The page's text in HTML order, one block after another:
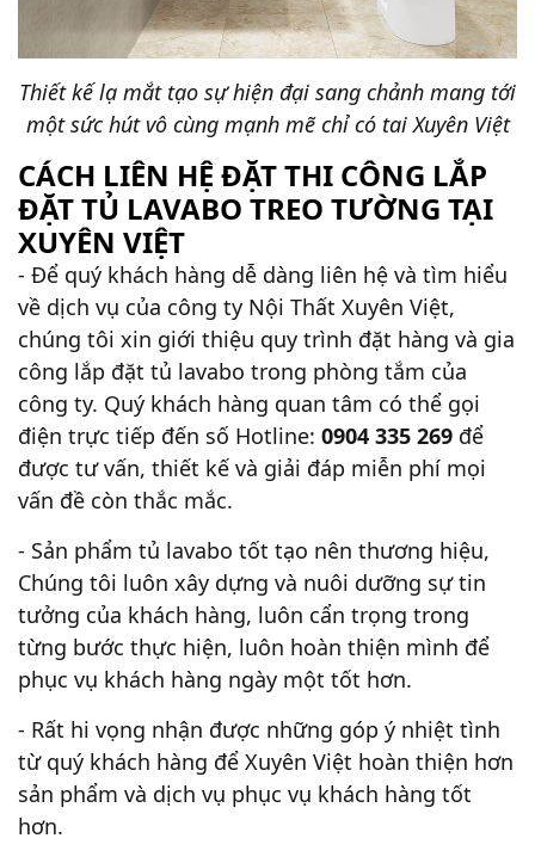
Thiết kế lạ mắt tạo sự hiện đại sang chảnh mang tới
một sức hút vô cùng mạnh mẽ chỉ có tai Xuyên Việt
CÁCH LIÊN HỆ ĐẶT THI CÔNG LẮP
ĐẶT TỦ LAVABO TREO TƯỜNG TẠI
XUYÊN VIỆT
- Để quý khách hàng dễ dàng liên hệ và tìm hiểu
về dịch vụ của công ty Nội Thất Xuyên Việt,
chúng tôi xin giới thiệu quy trình đặt hàng và gia
công lắp đặt tủ lavabo trong phòng tắm của
công ty. Quý khách hàng quan tâm có thể gọi
điện trực tiếp đến số Hotline: 0904 335 269 để
được tư vấn, thiết kế và giải đáp miễn phí mọi
vấn đề còn thắc mắc.
- Sản phẩm tủ lavabo tốt tạo nên thương hiệu,
Chúng tôi luôn xây dựng và nuôi dưỡng sự tin
tưởng của khách hàng, luôn cẩn trọng trong
từng bước thực hiện, luôn hoàn thiện mình để
phục vụ khách hàng ngày một tốt hơn.
- Rất hi vọng nhận được những góp ý nhiệt tình
từ quý khách hàng để Xuyên Việt hoàn thiện hơn
sản phẩm và dịch vụ phục vụ khách hàng tốt
hơn.